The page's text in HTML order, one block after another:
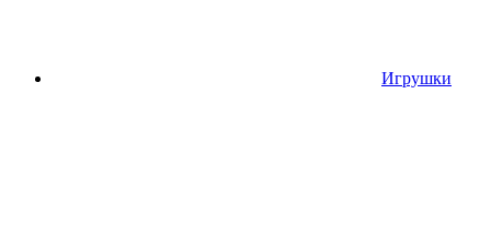
Игрушки